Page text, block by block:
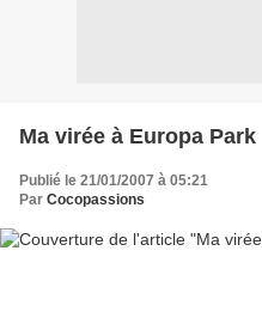
Ma virée à Europa Park
Publié le 21/01/2007 à 05:21
Par Cocopassions